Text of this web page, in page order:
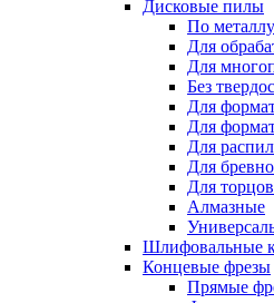
Дисковые пилы
По металлу
Для
Для
Без
Для
Для
Для
Для
Для
Алмазные
Шлифовальные
Концевые фрезы
Прямые